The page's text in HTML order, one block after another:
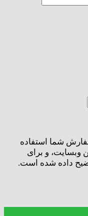
شما استفاده
وبسایت، و برای
داده شده است.